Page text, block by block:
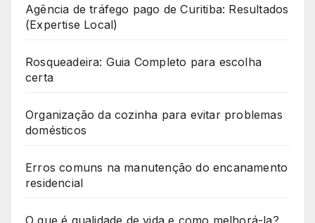
Agência de tráfego pago de Curitiba: Resultados
(Expertise Local)
Rosqueadeira: Guia Completo para escolha
certa
Organização da cozinha para evitar problemas
domésticos
Erros comuns na manutenção do encanamento
residencial